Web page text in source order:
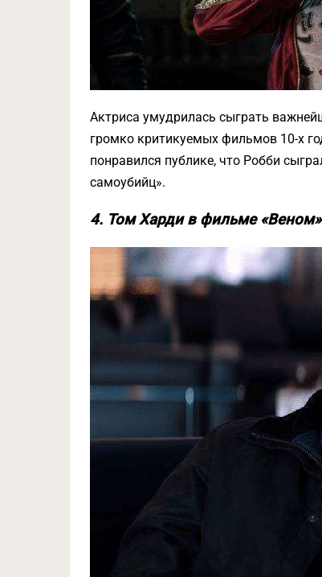
Актриса умудрилась сыграть
громко критикуемых фильмов 10-х
понравился публике, что Робби
самоубийц».
4. Том Харди в фильме